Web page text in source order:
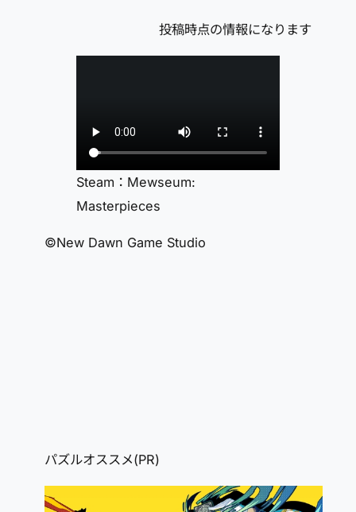
投稿時点の情報になります
Steam：Mewseum:
Masterpieces
©New Dawn Game Studio
パズルオススメ(PR)